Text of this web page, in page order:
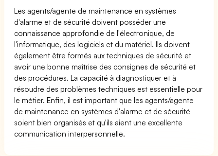
Les agents/agente de maintenance en systèmes
d'alarme et de sécurité doivent posséder une
connaissance approfondie de l'électronique, de
l'informatique, des logiciels et du matériel. Ils doivent
également être formés aux techniques de sécurité et
avoir une bonne maîtrise des consignes de sécurité et
des procédures. La capacité à diagnostiquer et à
résoudre des problèmes techniques est essentielle pour
le métier. Enfin, il est important que les agents/agente
de maintenance en systèmes d'alarme et de sécurité
soient bien organisés et qu'ils aient une excellente
communication interpersonnelle.